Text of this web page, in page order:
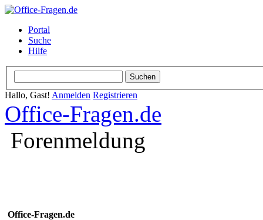
Portal
Suche
Hilfe
Hallo, Gast! Anmelden Registrieren
Office-Fragen.de
Forenmeldung
Office-Fragen.de